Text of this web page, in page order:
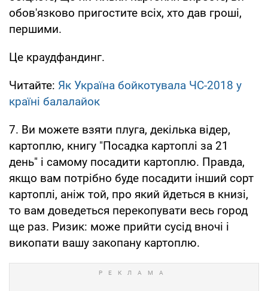
обов'язково пригостите всіх, хто дав гроші,
першими.
Це краудфандинг.
Читайте: Як Україна бойкотувала ЧС-2018 у
країні балалайок
7. Ви можете взяти плуга, декілька відер,
картоплю, книгу "Посадка картоплі за 21
день" і самому посадити картоплю. Правда,
якщо вам потрібно буде посадити інший сорт
картоплі, аніж той, про який йдеться в книзі,
то вам доведеться перекопувати весь город
ще раз. Ризик: може прийти сусід вночі і
викопати вашу закопану картоплю.